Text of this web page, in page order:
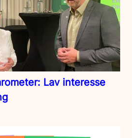
Lav interesse